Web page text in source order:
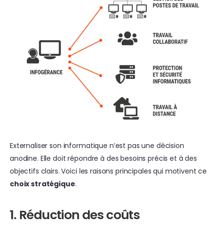
Externaliser son informatique n’est pas une décision
anodine. Elle doit répondre à des besoins précis et à des
objectifs clairs. Voici les raisons principales qui motivent ce
choix stratégique.
1. Réduction des coûts